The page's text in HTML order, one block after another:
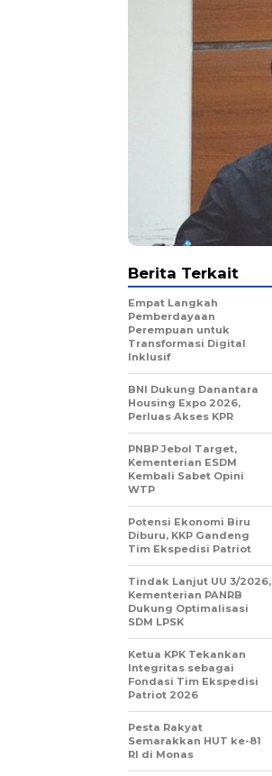
Berita Terkait
Empat Langkah
Pemberdayaan
Perempuan untuk
Transformasi Digital
Inklusif
BNI Dukung Danantara
Housing Expo 2026,
Perluas Akses KPR
PNBP Jebol Target,
Kementerian ESDM
Kembali Sabet Opini
WTP
Potensi Ekonomi Biru
Diburu, KKP Gandeng
Tim Ekspedisi Patriot
Tindak Lanjut UU 3/2026,
Kementerian PANRB
Dukung Optimalisasi
SDM LPSK
Ketua KPK Tekankan
Integritas sebagai
Fondasi Tim Ekspedisi
Patriot 2026
Pesta Rakyat
Semarakkan HUT ke-81
RI di Monas